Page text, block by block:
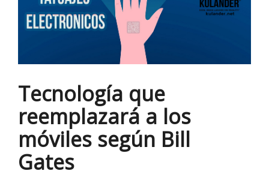
HOT
REVIEWS
CONTACTO
ENGLISH
Tecnología que
reemplazará a los
móviles según Bill
Gates